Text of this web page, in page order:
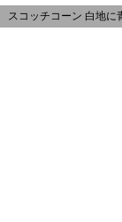
スコッチコーン 白地